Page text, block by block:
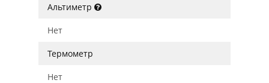
Альтиметр
Нет
Термометр
Нет